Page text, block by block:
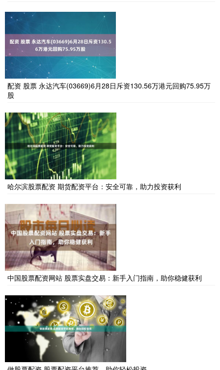
配资 股票 永达汽车(03669)6月28日斥资130.56万港元回购75.95万
股
哈尔滨股票配资 期货配资平台：安全可靠，助力投资获利
中国股票配资网站 股票实盘交易：新手入门指南，助你稳健获利